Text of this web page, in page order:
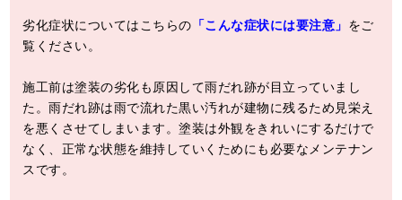
劣化症状についてはこちらの 「こんな症状には要注意」 をご
覧ください。
施工前は塗装の劣化も原因して雨だれ跡が目立っていまし
た。雨だれ跡は雨で流れた黒い汚れが建物に残るため見栄え
を悪くさせてしまいます。塗装は外観をきれいにするだけで
なく、正常な状態を維持していくためにも必要なメンテナン
スです。